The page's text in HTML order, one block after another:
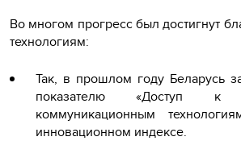
Во многом прогресс был достигнут
технологиям:
Так, в прошлом году Беларусь
показателю «Доступ к
коммуникационным
инновационном индексе.